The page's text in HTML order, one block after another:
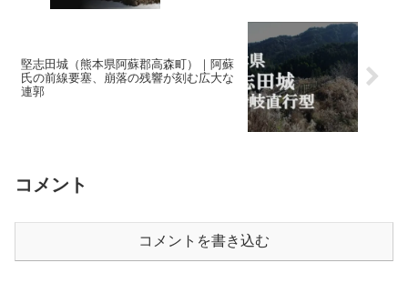
堅志田城（熊本県阿蘇郡高森町）｜阿蘇
氏の前線要塞、崩落の残響が刻む広大な
連郭
コメント
コメントを書き込む